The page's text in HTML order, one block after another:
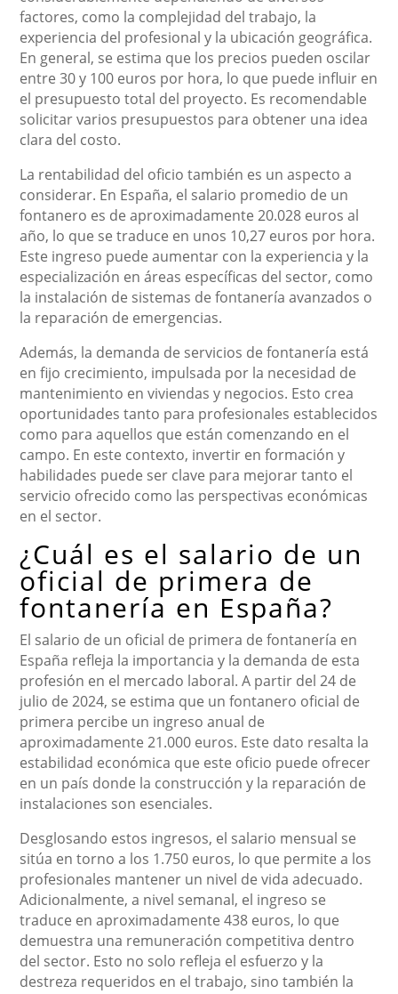
factores, como la complejidad del trabajo, la
experiencia del profesional y la ubicación geográfica.
En general, se estima que los precios pueden oscilar
entre 30 y 100 euros por hora, lo que puede influir en
el presupuesto total del proyecto. Es recomendable
solicitar varios presupuestos para obtener una idea
clara del costo.
La rentabilidad del oficio también es un aspecto a
considerar. En España, el salario promedio de un
fontanero es de aproximadamente 20.028 euros al
año, lo que se traduce en unos 10,27 euros por hora.
Este ingreso puede aumentar con la experiencia y la
especialización en áreas específicas del sector, como
la instalación de sistemas de fontanería avanzados o
la reparación de emergencias.
Además, la demanda de servicios de fontanería está
en fijo crecimiento, impulsada por la necesidad de
mantenimiento en viviendas y negocios. Esto crea
oportunidades tanto para profesionales establecidos
como para aquellos que están comenzando en el
campo. En este contexto, invertir en formación y
habilidades puede ser clave para mejorar tanto el
servicio ofrecido como las perspectivas económicas
en el sector.
¿Cuál es el salario de un
oficial de primera de
fontanería en España?
El salario de un oficial de primera de fontanería en
España refleja la importancia y la demanda de esta
profesión en el mercado laboral. A partir del 24 de
julio de 2024, se estima que un fontanero oficial de
primera percibe un ingreso anual de
aproximadamente 21.000 euros. Este dato resalta la
estabilidad económica que este oficio puede ofrecer
en un país donde la construcción y la reparación de
instalaciones son esenciales.
Desglosando estos ingresos, el salario mensual se
sitúa en torno a los 1.750 euros, lo que permite a los
profesionales mantener un nivel de vida adecuado.
Adicionalmente, a nivel semanal, el ingreso se
traduce en aproximadamente 438 euros, lo que
demuestra una remuneración competitiva dentro
del sector. Esto no solo refleja el esfuerzo y la
destreza requeridos en el trabajo, sino también la